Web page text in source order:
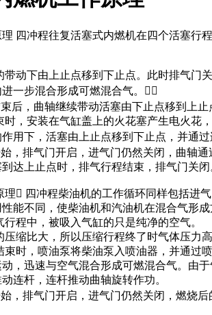
四冲程往复活塞式内燃机在四个活塞行
带动下由上止点移到下止点。此时排气
一步混合形成可燃混合气。
后，曲轴继续带动活塞由下止点移到上
时，安装在气缸盖上的火花塞产生电火
用下，活塞由上止点移到下止点，并通
，排气门开启，进气门仍然关闭，曲轴
达上止点时，排气行程结束，排气门关闭
理 四冲程柴油机的工作循环同样包括进
能不同，使柴油机和汽油机在混合气形
程中，被吸入气缸的只是纯净的空气。
缩比大，所以压缩行程终了时气体压力高
束时，喷油泵将柴油泵入喷油器，并通
，迅速与空气混合形成可燃混合气。由
连杆，连杆推动曲轴旋转作功。
，排气门开启，进气门仍然关闭，燃烧后